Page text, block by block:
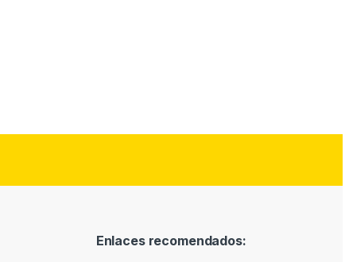
Enlaces recomendados: